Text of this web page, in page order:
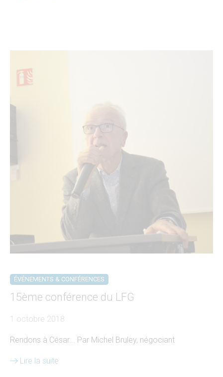
ÉVÉNEMENTS & CONFÉRENCES
15ème conférence du LFG
1 octobre 2018
Rendons à César... Par Michel Bruley, négociant
Lire la suite